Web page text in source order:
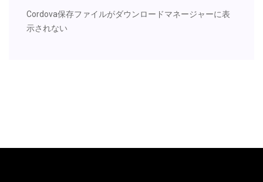
Cordova保存ファイルがダウンロードマネージャーに表
示されない